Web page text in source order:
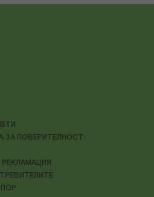
ЗА ПОВЕРИТЕЛНОСТ